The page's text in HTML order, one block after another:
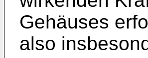
Gehäuses
also